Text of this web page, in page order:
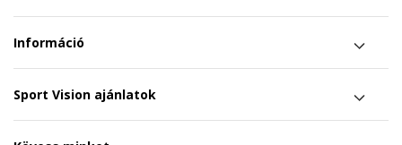
Információ
Sport Vision ajánlatok